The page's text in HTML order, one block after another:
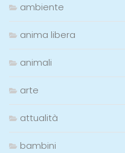
ambiente
anima libera
animali
arte
attualità
bambini